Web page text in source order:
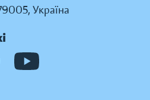
Україна